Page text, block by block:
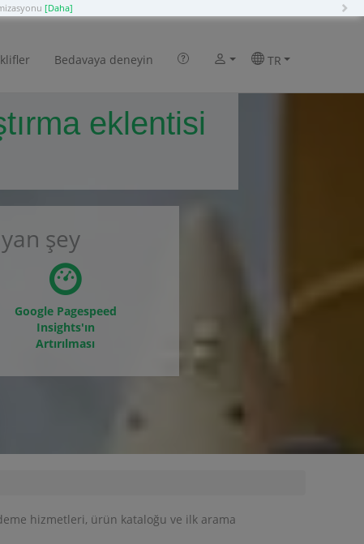
[Daha]
Bedavaya deneyin TR
eklentisi
şey
Google Pagespeed
Insights'ın
Artırılması
hizmetleri, ürün kataloğu ve ilk arama